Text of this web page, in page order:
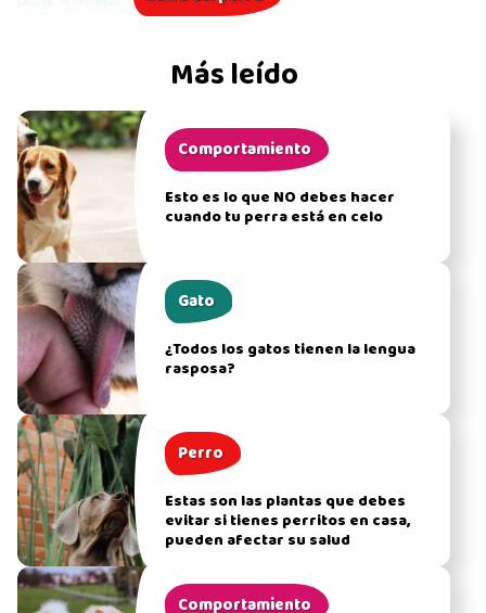
Más leído
Comportamiento
Esto es lo que NO debes hacer
cuando tu perra está en celo
Gato
¿Todos los gatos tienen la lengua
rasposa?
Perro
Estas son las plantas que debes
evitar si tienes perritos en casa,
pueden afectar su salud
Comportamiento